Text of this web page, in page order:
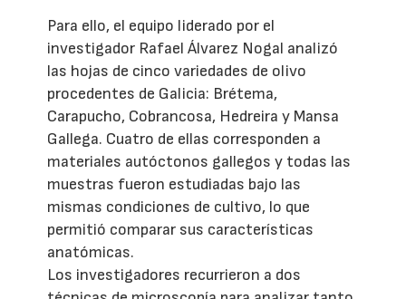
Para ello, el equipo liderado por el
investigador Rafael Álvarez Nogal analizó
las hojas de cinco variedades de olivo
procedentes de Galicia: Brétema,
Carapucho, Cobrancosa, Hedreira y Mansa
Gallega. Cuatro de ellas corresponden a
materiales autóctonos gallegos y todas las
muestras fueron estudiadas bajo las
mismas condiciones de cultivo, lo que
permitió comparar sus características
anatómicas.
Los investigadores recurrieron a dos